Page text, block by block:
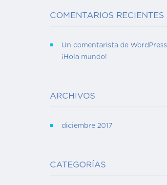
COMENTARIOS RECIENTES
Un comentarista de WordPress
¡Hola mundo!
ARCHIVOS
diciembre 2017
CATEGORÍAS